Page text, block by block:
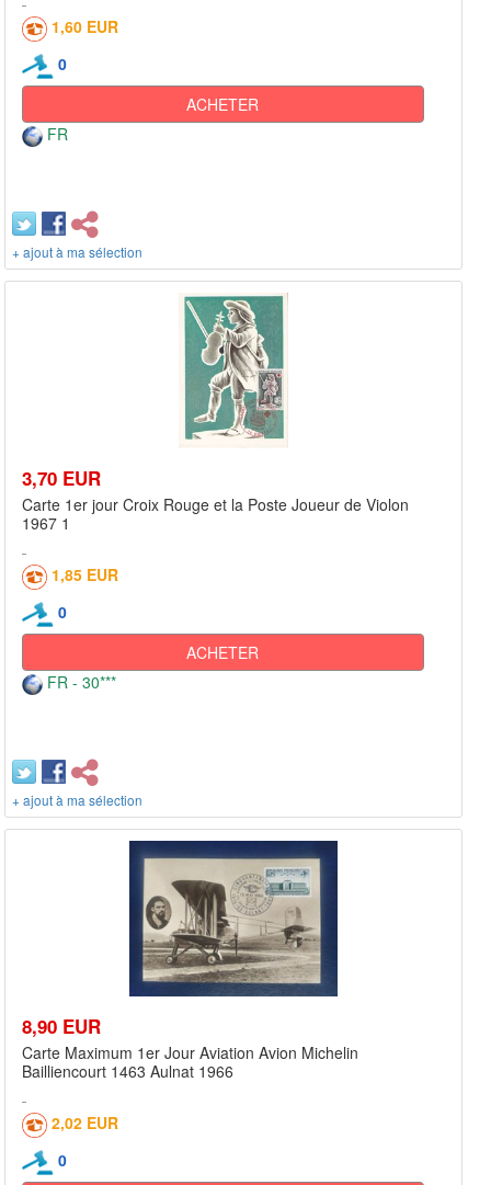
1,60 EUR
0
ACHETER
FR
+ ajout à ma sélection
3,70 EUR
Carte 1er jour Croix Rouge et la Poste Joueur de Violon
1967 1
1,85 EUR
0
ACHETER
FR - 30***
+ ajout à ma sélection
8,90 EUR
Carte Maximum 1er Jour Aviation Avion Michelin
Bailliencourt 1463 Aulnat 1966
2,02 EUR
0